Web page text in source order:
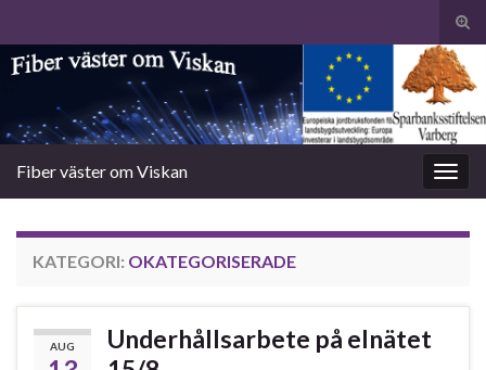
Slå
på/
Search for:
Slå
på/av
Fiber väster om Viskan
KATEGORI: OKATEGORISERADE
AUG
Underhållsarbete på elnätet